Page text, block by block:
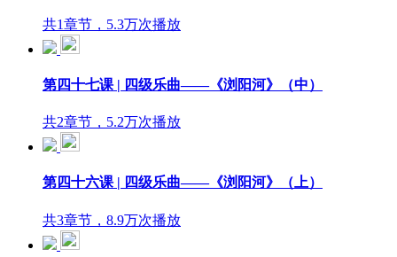
共1章节，5.3万次播放
第四十七课 | 四级乐曲——《浏阳河》（中）
共2章节，5.2万次播放
第四十六课 | 四级乐曲——《浏阳河》（上）
共3章节，8.9万次播放